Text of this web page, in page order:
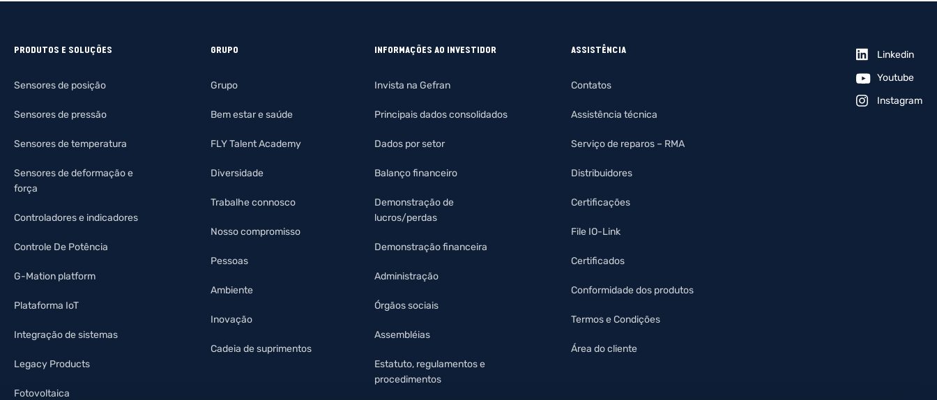
PRODUTOS E SOLUÇÕES
Sensores de posição
Sensores de pressão
Sensores de temperatura
Sensores de deformação e
força
Controladores e indicadores
Controle De Potência
G-Mation platform
Plataforma IoT
Integração de sistemas
Legacy Products
Fotovoltaica
GRUPO
Grupo
Bem estar e saúde
FLY Talent Academy
Diversidade
Trabalhe connosco
Nosso compromisso
Pessoas
Ambiente
Inovação
Cadeia de suprimentos
INFORMAÇÕES AO INVESTIDOR
Invista na Gefran
Principais dados consolidados
Dados por setor
Balanço financeiro
Demonstração de
lucros/perdas
Demonstração financeira
Administração
Órgãos sociais
Assembléias
Estatuto, regulamentos e
procedimentos
ASSISTÊNCIA
Contatos
Assistência técnica
Serviço de reparos – RMA
Distribuidores
Certificações
File IO-Link
Certificados
Conformidade dos produtos
Termos e Condições
Área do cliente
Linkedin
Youtube
Instagram